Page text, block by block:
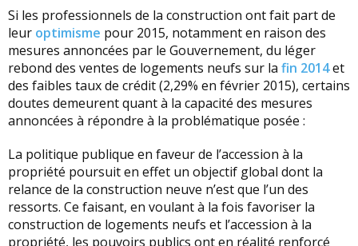
Si les professionnels de la construction ont fait part de
leur optimisme pour 2015, notamment en raison des
mesures annoncées par le Gouvernement, du léger
rebond des ventes de logements neufs sur la fin 2014et
des faibles taux de crédit (2,29% en février 2015), certains
doutes demeurent quant à la capacité des mesures
annoncées à répondre à la problématique posée :
La politique publique en faveur de l’accession à la
propriété poursuit en effet un objectif global dont la
relance de la construction neuve n’est que l’un des
ressorts. Ce faisant, en voulant à la fois favoriser la
construction de logements neufs et l’accession à la
propriété, les pouvoirs publics ont en réalité renforcé